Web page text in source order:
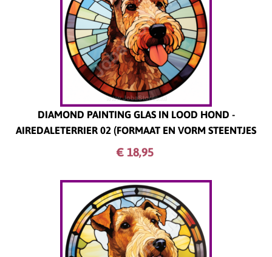
DIAMOND PAINTING GLAS IN LOOD HOND -
AIREDALETERRIER 02 (FORMAAT EN VORM STEENTJES
NAAR KEUZE)
€ 18,95